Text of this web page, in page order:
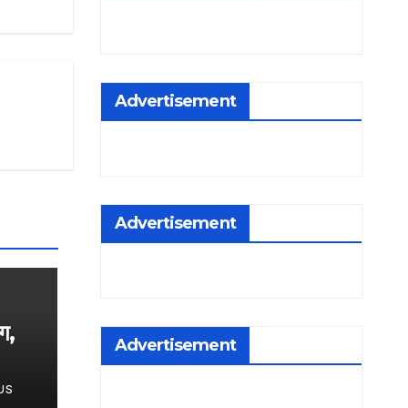
Advertisement
Advertisement
Advertisement